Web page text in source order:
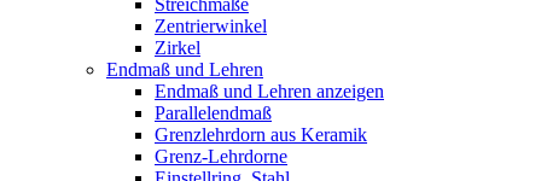
Streichmaße
Zentrierwinkel
Zirkel
Endmaß und Lehren
Endmaß und Lehren anzeigen
Parallelendmaß
Grenzlehrdorn aus Keramik
Grenz-Lehrdorne